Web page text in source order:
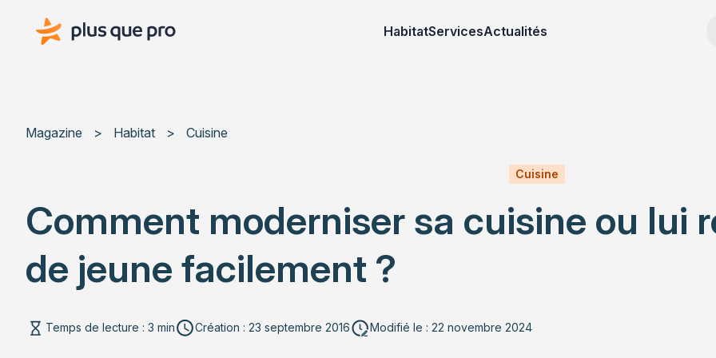
Plus que pro Mag'
HabitatServicesActualités
Magazine > Habitat > Cuisine
Cuisine
Comment moderniser sa cuisine ou lui
de jeune facilement ?
Temps de lecture : 3 min Création : 23 septembre 2016 Modifié le : 22 novembre 2024